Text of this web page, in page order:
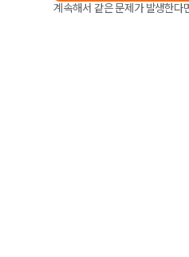
계속해서 같은 문제가 발생한다